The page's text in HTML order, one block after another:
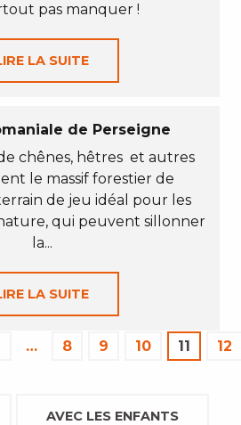
pas manquer !
LA SUITE
de Perseigne
chênes, hêtres et autres
le massif forestier de
de jeu idéal pour les
qui peuvent sillonner
la...
LA SUITE
… 8 9 10 11 12
AVEC LES ENFANTS